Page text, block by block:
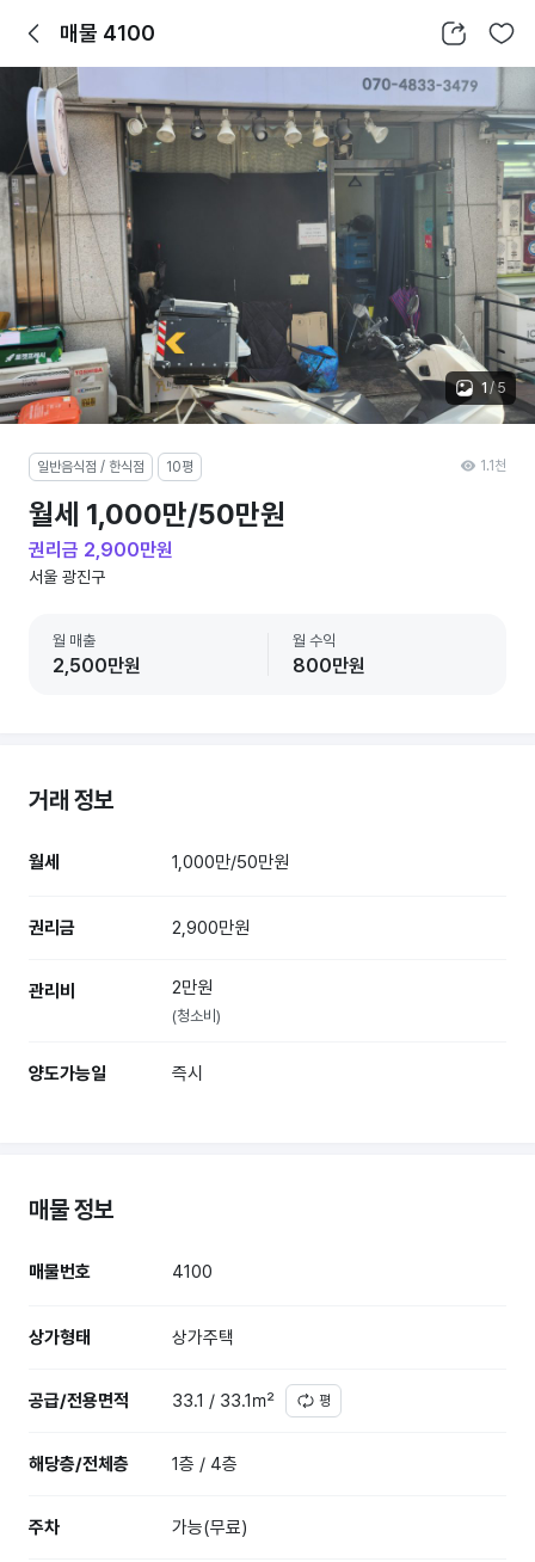
뒤로가기매물 4100 공유하기 찜하기
1 /5
일반음식점 / 한식점 10평
월세 1,000만/50만원
권리금 2,900만원
서울 광진구
월 매출
2,500만원
월 수익
800만원
1.1천
거래 정보
월세 1,000만/50만원
권리금 2,900만원
관리비 2만원
(청소비)
양도가능일 즉시
매물 정보
매물번호 4100
상가형태 상가주택
공급/전용면적 33.1 / 33.1㎡ 평
해당층/전체층 1층 / 4층
주차 가능(무료)